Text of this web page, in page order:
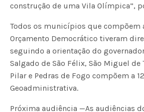
construção de uma Vila Olímpica”,
Todos os municípios que compõem
Orçamento Democrático tiveram
seguindo a orientação do
Salgado de São Félix, São Miguel
Pilar e Pedras de Fogo compõem a
Geoadministrativa.
Próxima audiência —As audiências